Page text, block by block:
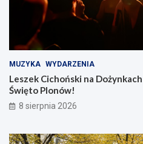
MUZYKA WYDARZENIA
Leszek Cichoński na
Święto Plonów!
8 sierpnia 2026